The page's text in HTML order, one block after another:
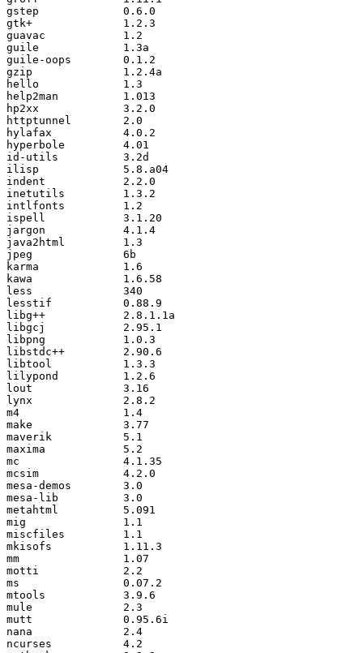
gstep             0.6.0
gtk+              1.2.3
guavac            1.2
guile             1.3a
guile-oops        0.1.2
gzip              1.2.4a
hello             1.3
help2man          1.013
hp2xx             3.2.0
httptunnel        2.0
hylafax           4.0.2
hyperbole         4.01
id-utils          3.2d
ilisp             5.8.a04
indent            2.2.0
inetutils         1.3.2
intlfonts         1.2
ispell            3.1.20
jargon            4.1.4
java2html         1.3
jpeg              6b
karma             1.6
kawa              1.6.58
less              340
lesstif           0.88.9
libg++            2.8.1.1a
libgcj            2.95.1
libpng            1.0.3
libstdc++         2.90.6
libtool           1.3.3
lilypond          1.2.6
lout              3.16
lynx              2.8.2
m4                1.4
make              3.77
maverik           5.1
maxima            5.2
mc                4.1.35
mcsim             4.2.0
mesa-demos        3.0
mesa-lib          3.0
metahtml          5.091
mig               1.1
miscfiles         1.1
mkisofs           1.11.3
mm                1.07
motti             2.2
ms                0.07.2
mtools            3.9.6
mule              2.3
mutt              0.95.6i
nana              2.4
ncurses           4.2